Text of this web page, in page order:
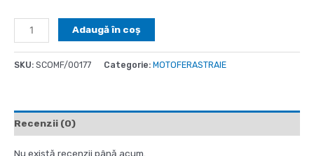
Cantitate
LANT
36D
325-
Adaugă în coș
SKU: SCOMF/00177 Categorie: MOTOFERASTRAIE
Recenzii (0)
Nu există recenzii până acum.